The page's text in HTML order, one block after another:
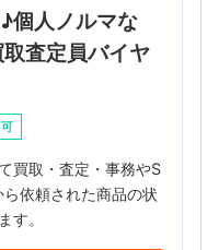
個人ノルマな
査定員バイヤ
買取・査定・事務やS
依頼された商品の状
す。